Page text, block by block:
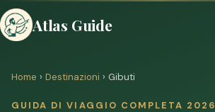
Atlas Guide
Home › Destinazioni › Gibuti
GUIDA DI VIAGGIO COMPLETA 2026